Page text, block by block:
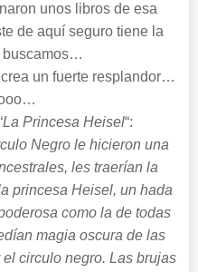
unos libros de esa
de aquí seguro tiene la
buscamos…
un fuerte resplandor…
La Princesa Heisel“:
Negro le hicieron una
les traerían la
princesa Heisel, un hada
como la de todas
magia oscura de las
circulo negro. Las brujas